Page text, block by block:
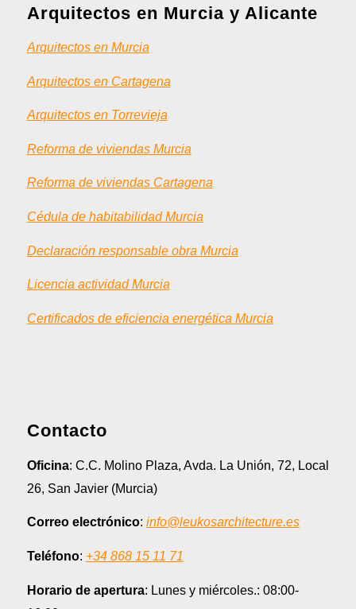
Arquitectos en Murcia y Alicante
Arquitectos en Murcia
Arquitectos en Cartagena
Arquitectos en Torrevieja
Reforma de viviendas Murcia
Reforma de viviendas Cartagena
Cédula de habitabilidad Murcia
Declaración responsable obra Murcia
Licencia actividad Murcia
Certificados de eficiencia energética Murcia
Contacto
Oficina: C.C. Molino Plaza, Avda. La Unión, 72, Local
26, San Javier (Murcia)
Correo electrónico: info@leukosarchitecture.es
Teléfono: +34 868 15 11 71
Horario de apertura: Lunes y miércoles.: 08:00-